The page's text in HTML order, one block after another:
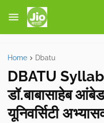
Home Dbatu
DBATU
डॉ.बाबासाहेब
यूनिवर्सिटी